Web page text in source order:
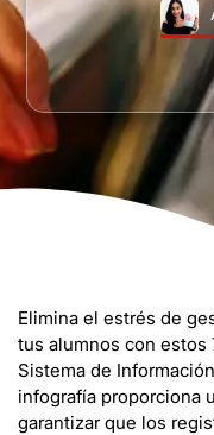
Elimina el estrés de
tus alumnos con
Sistema de
infografía proporciona
garantizar que los